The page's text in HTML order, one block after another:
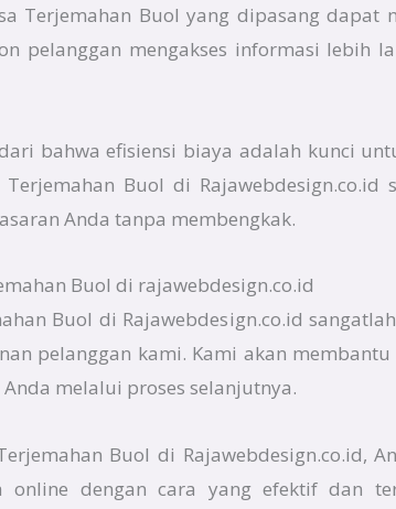
Terjemahan Buol yang dipasang
pelanggan mengakses informasi lebih
bahwa efisiensi biaya adalah kunci
Buol di
Anda tanpa membengkak.
Buol di rajawebdesign.co.id
Buol di Rajawebdesign.co.id
pelanggan kami. Kami akan
melalui proses selanjutnya.
Buol di
online dengan cara yang efektif dan